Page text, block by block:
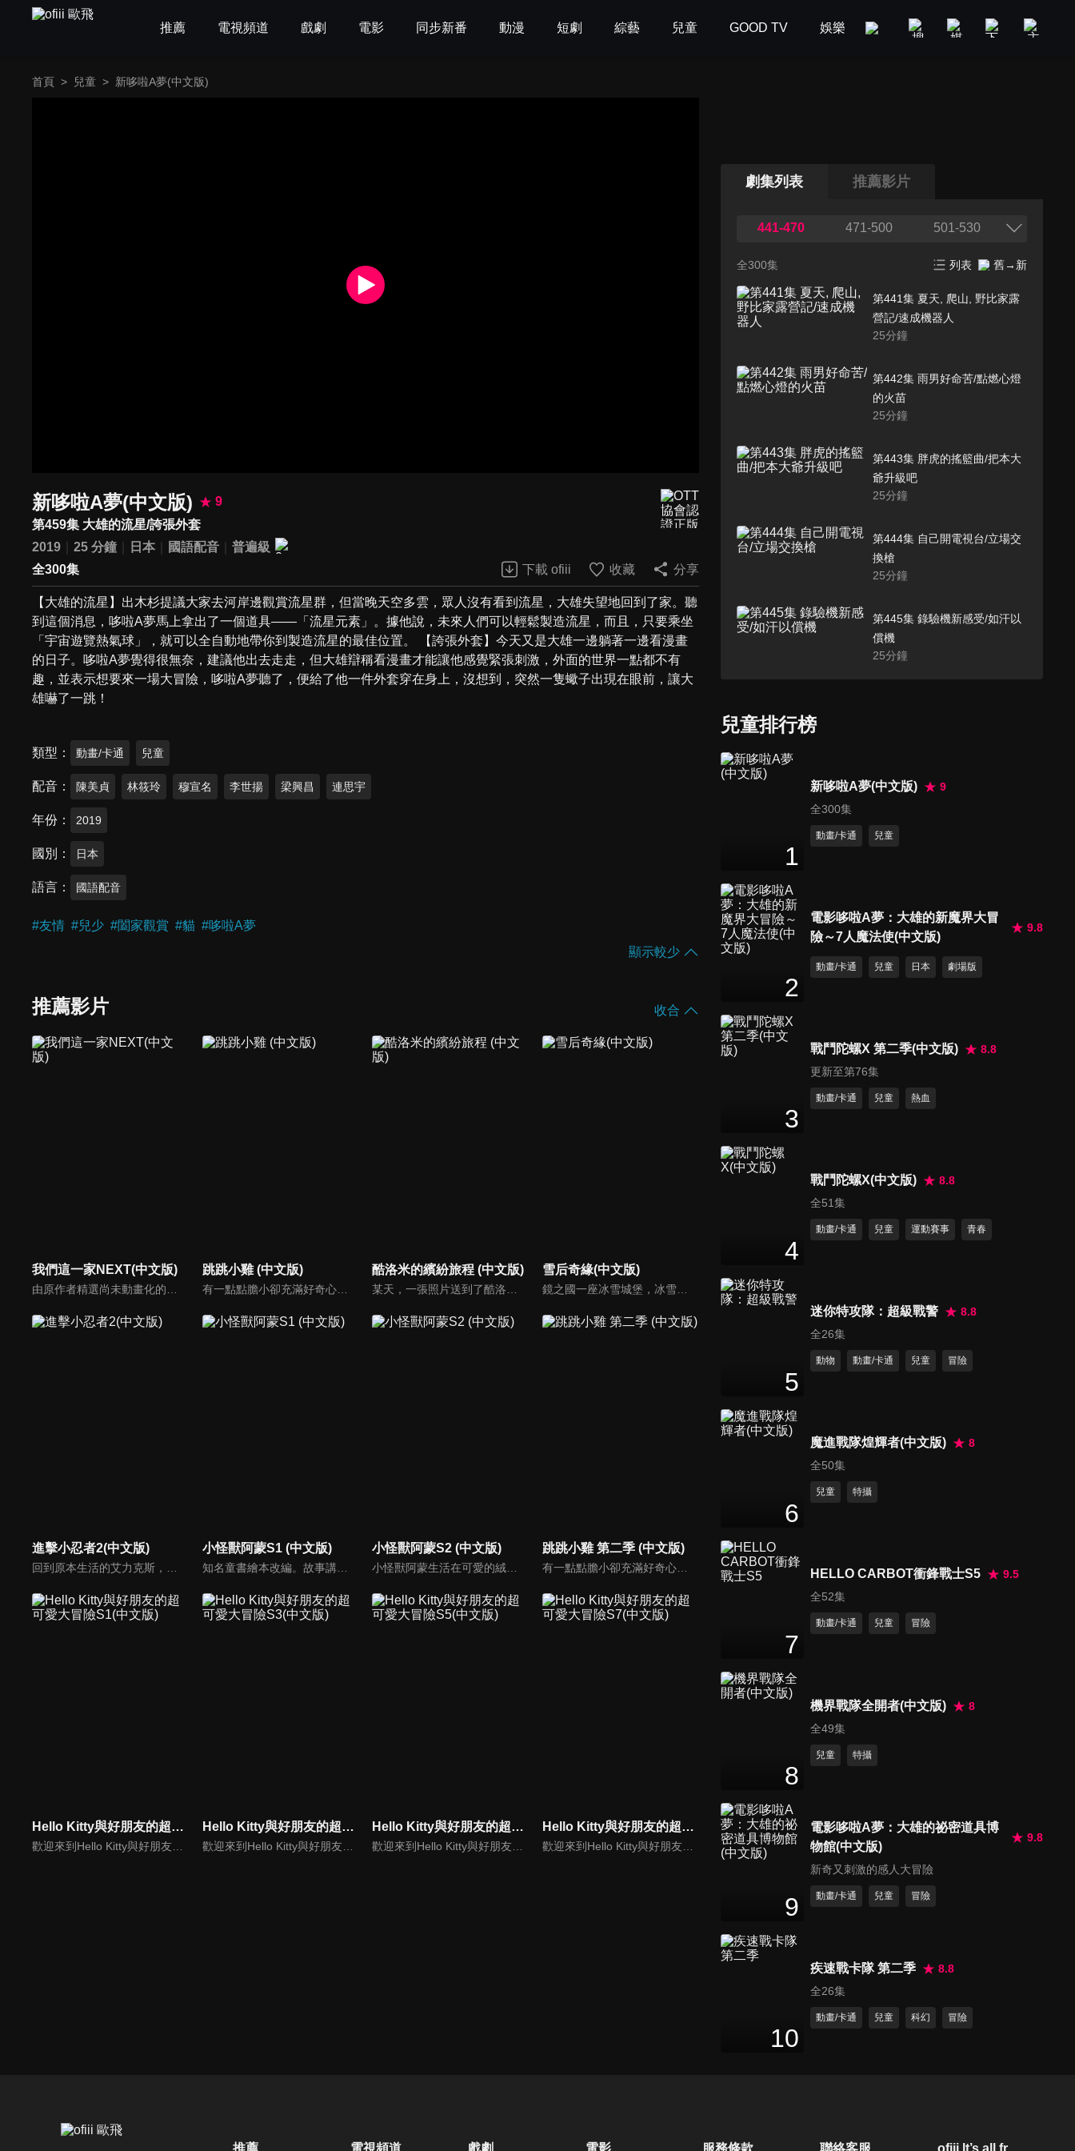
推薦 電視頻道 戲劇 電影 同步新番 動漫 短劇 綜藝 兒童 GOOD TV 娛樂 美食旅遊 新聞政論
首頁 > 兒童 > 新哆啦A夢(中文版)
新哆啦A夢(中文版)
9
第459集 大雄的流星/誇張外套
2019
25 分鐘 日本 國語配音
普遍級
全300集
下載 ofiii 收藏 分享
【大雄的流星】出木杉提議大家去河岸邊觀賞流星群，但當晚天空多雲，眾人沒有看到流星，大雄失望地回到了家。聽
到這個消息，哆啦A夢馬上拿出了一個道具——「流星元素」。據他說，未來人們可以輕鬆製造流星，而且，只要乘坐
「宇宙遊覽熱氣球」，就可以全自動地帶你到製造流星的最佳位置。 【誇張外套】今天又是大雄一邊躺著一邊看漫畫
的日子。哆啦A夢覺得很無奈，建議他出去走走，但大雄辯稱看漫畫才能讓他感覺緊張刺激，外面的世界一點都不有
趣，並表示想要來一場大冒險，哆啦A夢聽了，便給了他一件外套穿在身上，沒想到，突然一隻蠍子出現在眼前，讓大
雄嚇了一跳！
類型 動畫/卡通 兒童
配音 陳美貞 林筱玲 穆宣名 李世揚 梁興昌 連思宇
年份 2019
國別 日本
語言 國語配音
#友情 #兒少 #闔家觀賞 #貓 #哆啦A夢
顯示較少
推薦影片 收合
我們這一家NEXT(中文版) 跳跳小雞 (中文版)
有一點點膽小卻充滿好奇心的「帶骨雞」，和總是用小跳步靠過來的舞蹈老師「小跳步青蛙老師」，以及其他具有獨特個性的夥伴們跳舞大活耀！在家裡和各種地方以「身體動了，心也舞動了起來♪」為主題的角色人物。這是關於不可思議的夥伴們與愉快舞蹈的故事。
酷洛米的繽紛旅程 (中文版) 雪后奇緣(中文版)
進擊小忍者2(中文版) 小怪獸阿蒙S1 (中文版)
知名童書繪本改編。故事講述的是小怪獸阿蒙醜醜的外表下，有著一顆敏感細膩的心。他希望有人能愛他，包容他，陪伴他，愛他本來的樣子。這個系列圍繞“愛”的主題，恰恰是父母對孩子所有愛的表現。
小怪獸阿蒙S2 (中文版) 跳跳小雞 第二季 (中文版)
有一點點膽小卻充滿好奇心的"帶骨雞"，和總是用小跳步靠過來的舞蹈老師"小跳步青蛙老師"，以及其他具有獨特個性的夥伴們跳舞大活耀！在家裡和各種地方以「身體動了，心也舞動了起來♪」為主題。
Hello Kitty與好朋友的超可愛大冒險S1(中文版)
歡迎來到Hello Kitty與好朋友的超可愛大冒險!與Hello Kitty, 大眼蛙, 酷企鵝, 美樂蒂, 布丁狗還有酷洛米, 準備和朋友們一起經歷有趣的冒險吧!
Hello Kitty與好朋友的超可愛大冒險S3(中文版)
歡迎來到Hello Kitty與好朋友的超可愛大冒險!與Hello Kitty, 大眼蛙, 酷企鵝, 美樂蒂, 布丁狗還有酷洛米, 準備和朋友們一起經歷有趣的冒險吧!
Hello Kitty與好朋友的超可愛大冒險S5(中文版)
歡迎來到Hello Kitty與好朋友的超可愛大冒險!與Hello Kitty, 大眼蛙, 酷企鵝, 美樂蒂, 布丁狗還有酷洛米, 準備和朋友們一起經歷有趣的冒險吧!
Hello Kitty與好朋友的超可愛大冒險S7(中文版)
歡迎來到Hello Kitty與好朋友的超可愛大冒險! 與Hello Kitty, 大眼蛙, 酷企鵝, 美樂蒂, 布丁狗還有酷洛米, 準備和朋友們一起經歷有趣的冒險吧!
劇集列表 推薦影片
441-470 471-500 501-530
全300集 列表 舊→新
第441集 夏天, 爬山, 野比家露
營記/速成機器人
25分鐘
第442集 雨男好命苦/點燃心燈
的火苗
25分鐘
第443集 胖虎的搖籃曲/把本大
爺升級吧
25分鐘
第444集 自己開電視台/立場交
換槍
25分鐘
第445集 錄驗機新感受/如汗以
償機
25分鐘
第447集 試膽眼鏡/生物摺紙
25 分鐘
第449集 友情膠囊/小珠的戀人
25分鐘
第451集 說謊鏡/萬能十元商店
第452集 厄運鑽石/輕鬆成仙課
賽跑/定時笨彈
運撲克牌
第457集 各式各樣汽水組合/魔
分鐘
第460集 一夜之間長滿柿子/哆
啦A夢暖爐
25
第461集 接手噴霧器/用如果電
第462集 未來的聖誕卡/野比家
26分鐘
兒童排行榜
1
新哆啦A夢(中文版)
9
全300集
動畫/卡通 兒童
2
電影哆啦A夢：大雄的新魔界大冒
險～7人魔法使(中文版)
9.8
動畫/卡通 兒童 日本 劇場版
3
戰鬥陀螺X 第二季(中文版)
8.8
更新至第76集
動畫/卡通 兒童 熱血
4
戰鬥陀螺X(中文版)
8.8
全51集
動畫/卡通 兒童 運動賽事 青春
5
迷你特攻隊：超級戰警
8.8
全26集
動物 動畫/卡通 兒童 冒險
6
魔進戰隊煌輝者(中文版)
8
全50集
兒童 特攝
7
HELLO CARBOT衝鋒戰士S5
9.5
全52集
動畫/卡通 兒童 冒險
8
機界戰隊全開者(中文版)
8
全49集
兒童 特攝
9
電影哆啦A夢：大雄的祕密道具博
物館(中文版)
9.8
新奇又刺激的感人大冒險
動畫/卡通 兒童 冒險
10
疾速戰卡隊 第二季
8.8
全26集
動畫/卡通 兒童 科幻 冒險
推薦 電視頻道 戲劇 電影 服務條款 聯絡客服